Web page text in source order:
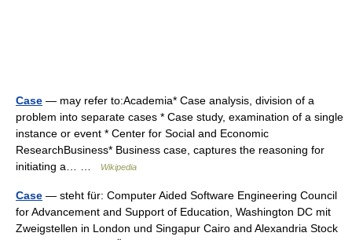
Case — may refer to:Academia* Case analysis, division of a
problem into separate cases * Case study, examination of a single
instance or event * Center for Social and Economic
ResearchBusiness* Business case, captures the reasoning for
initiating a… …
Wikipedia
Case — steht für: Computer Aided Software Engineering Council
for Advancement and Support of Education, Washington DC mit
Zweigstellen in London und Singapur Cairo and Alexandria Stock